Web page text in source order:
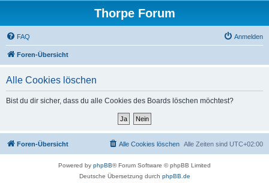
Thorpe Forum
FAQ Anmelden
Foren-Übersicht
Alle Cookies löschen
Bist du dir sicher, dass du alle Cookies des Boards löschen möchtest?
Foren-Übersicht Alle Zeiten sind UTC+02:00
Alle Cookies löschen
Powered by phpBB® Forum Software © phpBB Limited
Deutsche Übersetzung durch phpBB.de